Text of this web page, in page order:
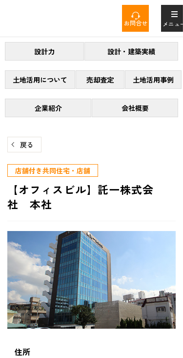
ン
キ
プ
お問合せ メニュー
設計力 設計・建築実績
土地活用について 売却査定 土地活用事例
企業紹介 会社概要
戻る
店舗付き共同住宅・店舗
【オフィスビル】託一株式会
社 本社
住所